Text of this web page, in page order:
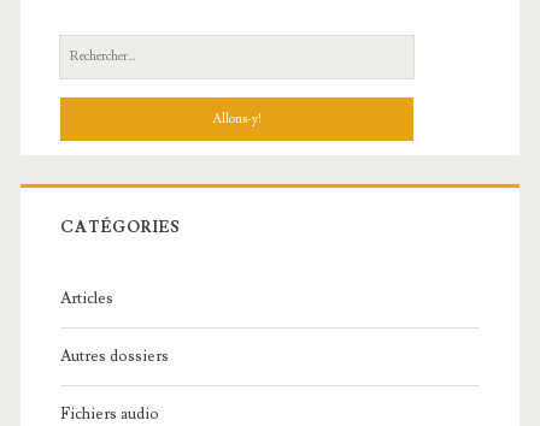
R
e
h
r
c
:
CATÉGORIES
Articles
Autres dossiers
Fichiers audio